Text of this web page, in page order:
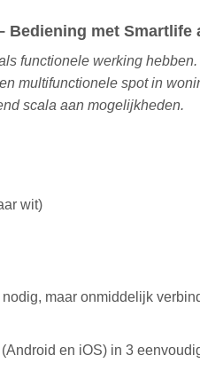
Bediening met Smartlife
functionele werking hebben.
multifunctionele spot in
scala aan mogelijkheden.
wit)
maar onmiddelijk
en iOS) in 3